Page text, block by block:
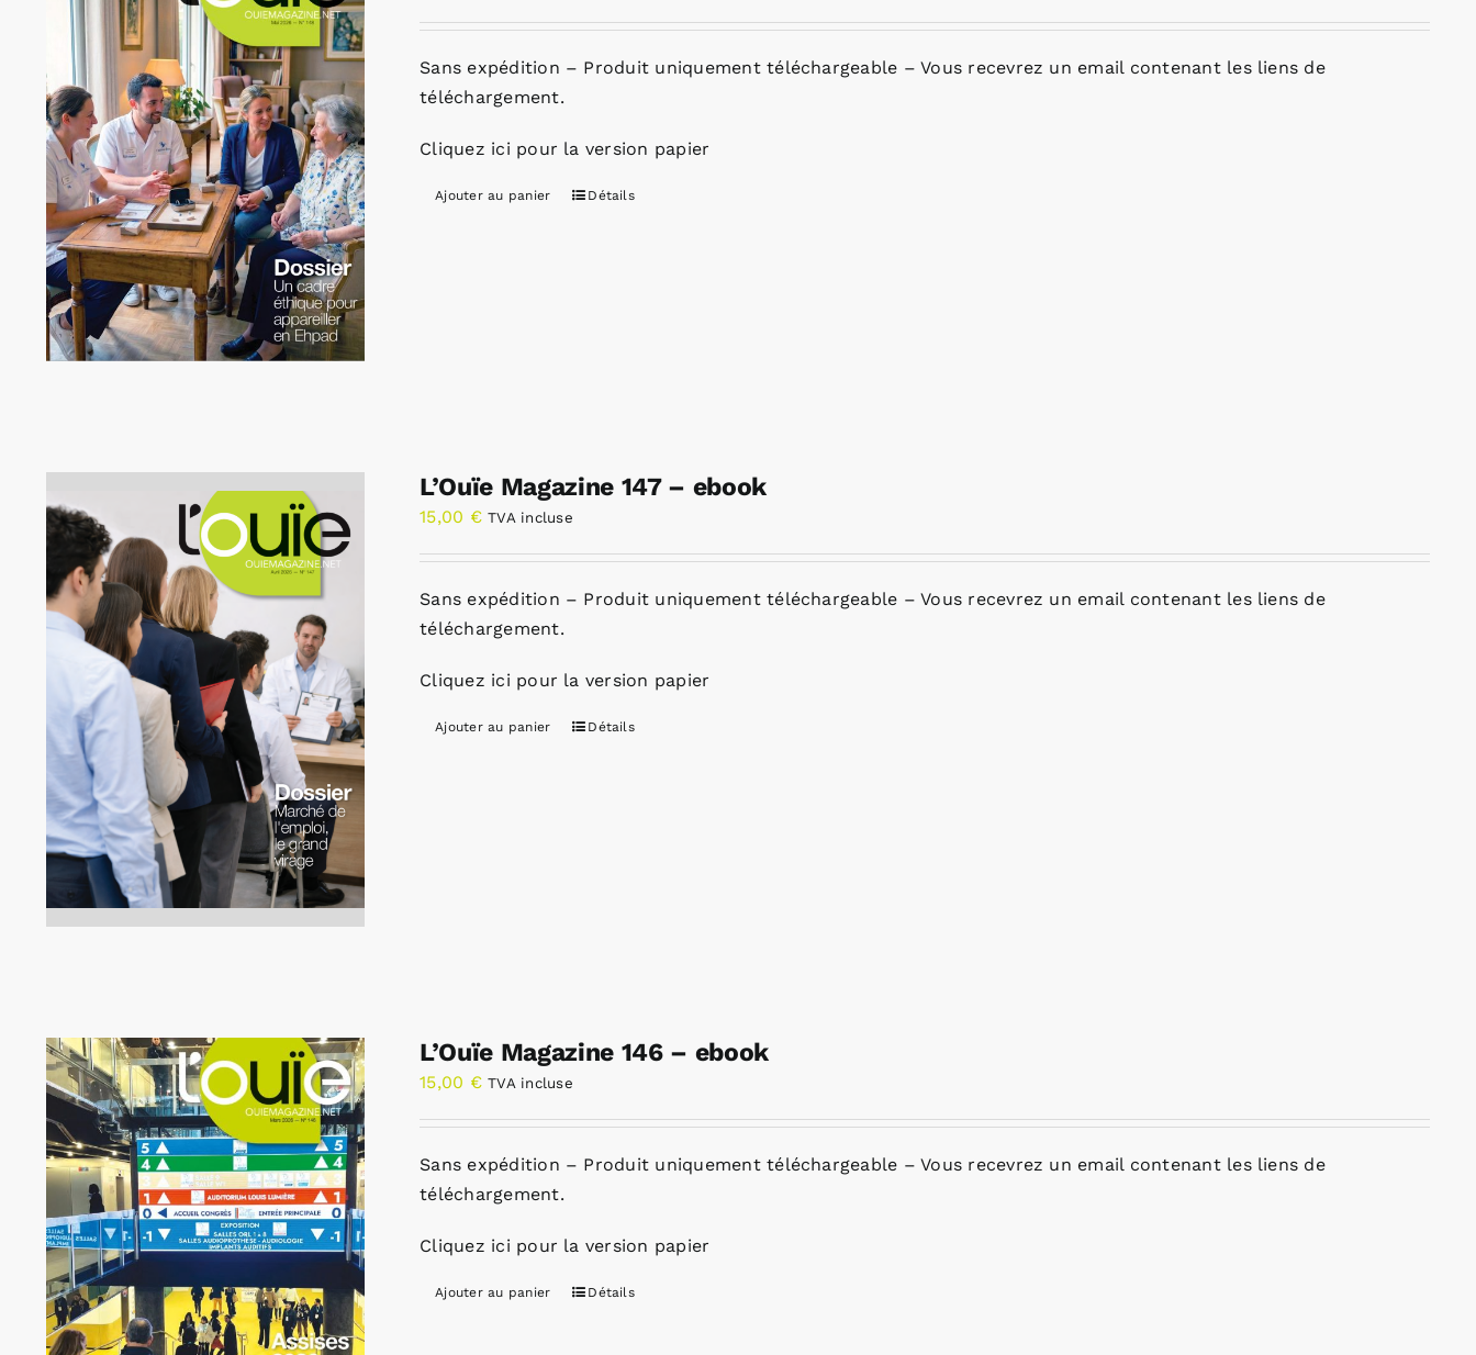
Sans expédition – Produit uniquement téléchargeable – Vous recevrez un email contenant les liens de
téléchargement.
Cliquez ici pour la version papier
Ajouter au panier Détails
L’Ouïe Magazine 147 – ebook
15,00 € TVA incluse
Sans expédition – Produit uniquement téléchargeable – Vous recevrez un email contenant les liens de
téléchargement.
Cliquez ici pour la version papier
Ajouter au panier Détails
L’Ouïe Magazine 146 – ebook
15,00 € TVA incluse
Sans expédition – Produit uniquement téléchargeable – Vous recevrez un email contenant les liens de
téléchargement.
Cliquez ici pour la version papier
Ajouter au panier Détails